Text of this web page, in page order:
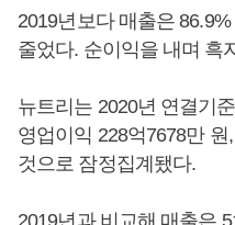
2019년보다 매출은
줄었다. 순이익을 내며 흑
뉴트리는 2020년 연결기
영업이익 228억7678만
것으로 잠정집계됐다.